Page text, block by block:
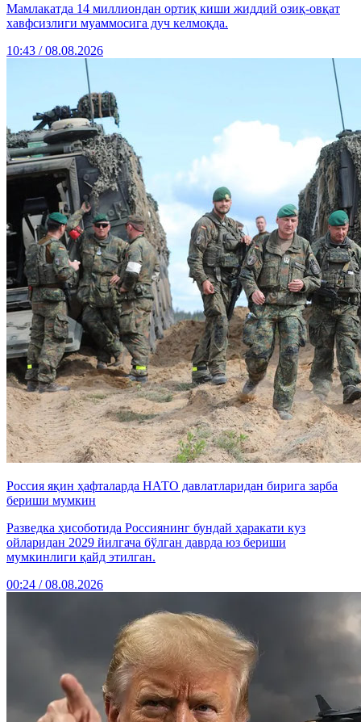
Мамлакатда 14 миллиондан ортиқ киши жиддий озиқ-овқат
хавфсизлиги муаммосига дуч келмоқда.
10:43 / 08.08.2026
Россия яқин ҳафталарда НАТО давлатларидан бирига зарба
бериши мумкин
Разведка ҳисоботида Россиянинг бундай ҳаракати куз
ойларидан 2029 йилгача бўлган даврда юз бериши
мумкинлиги қайд этилган.
00:24 / 08.08.2026